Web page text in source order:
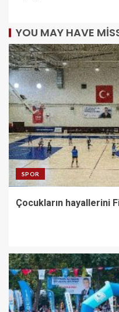
YOU MAY HAVE
SPOR
Çocukların hayallerini